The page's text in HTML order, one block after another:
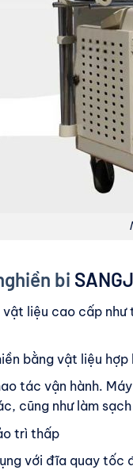
bi
liệu cao cấp như
bằng vật liệu
tác vận hành.
cũng như làm
trì thấp
với đĩa quay tốc